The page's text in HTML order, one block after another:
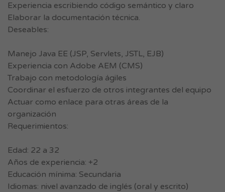
Experiencia escribiendo código semántico y claro
Elaborar la documentación técnica.
Deseables:
Manejo Java EE (JSP, Servlets, JSTL, EJB)
Experiencia con Adobe AEM (CMS)
Trabajo con metodología ágiles
Coordinar el esfuerzo de otros integrantes del equipo
Actuar como enlace para otras áreas de la
organización
Requerimientos:
Edad: 22 a 32
Años de experiencia: +2
Educación mínima: Secundaria
Idiomas: nivel avanzado de inglés (oral y escrito)